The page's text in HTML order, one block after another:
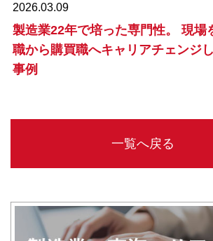
2026.03.09
製造業22年で培った専門性。 現場
職から購買職へキャリアチェンジ
事例
一覧へ戻る